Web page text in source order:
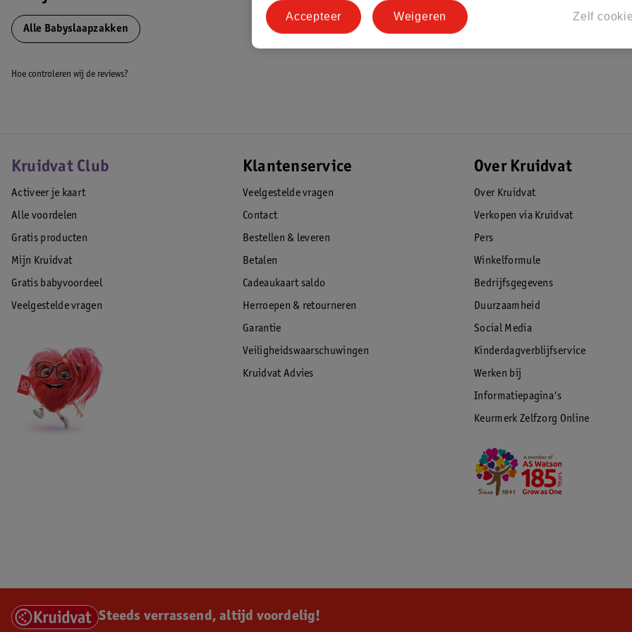
Alle Babyslaapzakken
Hoe controleren wij de reviews?
Kruidvat Club
Activeer je kaart
Alle voordelen
Gratis producten
Mijn Kruidvat
Gratis babyvoordeel
Veelgestelde vragen
Klantenservice
Veelgestelde vragen
Contact
Bestellen & leveren
Betalen
Cadeaukaart saldo
Herroepen & retourneren
Garantie
Veiligheidswaarschuwingen
Kruidvat Advies
Over Kruidvat
Over Kruidvat
Verkopen via Kruidvat
Pers
Winkelformule
Bedrijfsgegevens
Duurzaamheid
Social Media
Kinderdagverblijfservice
Werken bij
Informatiepagina's
Keurmerk Zelfzorg Online
Steeds verrassend, altijd voordelig!
Zelf
Weigeren
Accepteer